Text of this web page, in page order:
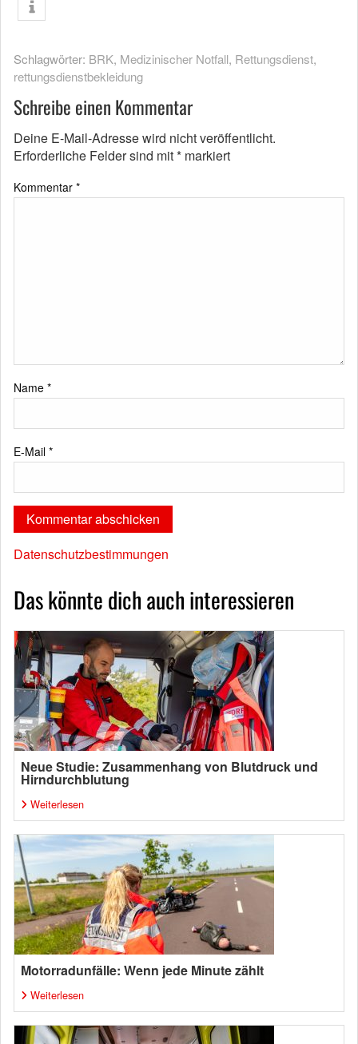
Schlagwörter: BRK, Medizinischer Notfall, Rettungsdienst,
rettungsdienstbekleidung
Schreibe einen Kommentar
Deine E-Mail-Adresse wird nicht veröffentlicht.
Erforderliche Felder sind mit* markiert
Kommentar *
Name *
E-Mail *
Datenschutzbestimmungen
Das könnte dich auch interessieren
Neue Studie: Zusammenhang von Blutdruck und
Hirndurchblutung
Weiterlesen
Motorradunfälle: Wenn jede Minute zählt
Weiterlesen